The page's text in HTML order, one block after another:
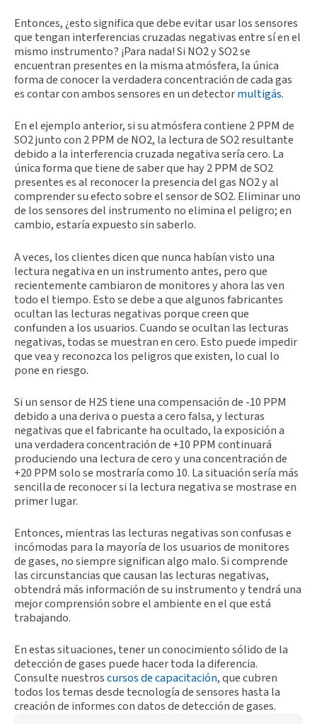
Entonces, ¿esto significa que debe evitar usar los sensores
que tengan interferencias cruzadas negativas entre sí en el
mismo instrumento? ¡Para nada! Si NO2 y SO2 se
encuentran presentes en la misma atmósfera, la única
forma de conocer la verdadera concentración de cada gas
es contar con ambos sensores en un detectormultigás.
En el ejemplo anterior, si su atmósfera contiene 2 PPM de
SO2 junto con 2 PPM de NO2, la lectura de SO2 resultante
debido a la interferencia cruzada negativa sería cero. La
única forma que tiene de saber que hay 2 PPM de SO2
presentes es al reconocer la presencia del gas NO2 y al
comprender su efecto sobre el sensor de SO2. Eliminar uno
de los sensores del instrumento no elimina el peligro; en
cambio, estaría expuesto sin saberlo.
A veces, los clientes dicen que nunca habían visto una
lectura negativa en un instrumento antes, pero que
recientemente cambiaron de monitores y ahora las ven
todo el tiempo. Esto se debe a que algunos fabricantes
ocultan las lecturas negativas porque creen que
confunden a los usuarios. Cuando se ocultan las lecturas
negativas, todas se muestran en cero. Esto puede impedir
que vea y reconozca los peligros que existen, lo cual lo
pone en riesgo.
Si un sensor de H2S tiene una compensación de -10 PPM
debido a una deriva o puesta a cero falsa, y lecturas
negativas que el fabricante ha ocultado, la exposición a
una verdadera concentración de +10 PPM continuará
produciendo una lectura de cero y una concentración de
+20 PPM solo se mostraría como 10. La situación sería más
sencilla de reconocer si la lectura negativa se mostrase en
primer lugar.
Entonces, mientras las lecturas negativas son confusas e
incómodas para la mayoría de los usuarios de monitores
de gases, no siempre significan algo malo. Si comprende
las circunstancias que causan las lecturas negativas,
obtendrá más información de su instrumento y tendrá una
mejor comprensión sobre el ambiente en el que está
trabajando.
En estas situaciones, tener un conocimiento sólido de la
detección de gases puede hacer toda la diferencia.
Consulte nuestroscursos de capacitación, que cubren
todos los temas desde tecnología de sensores hasta la
creación de informes con datos de detección de gases.